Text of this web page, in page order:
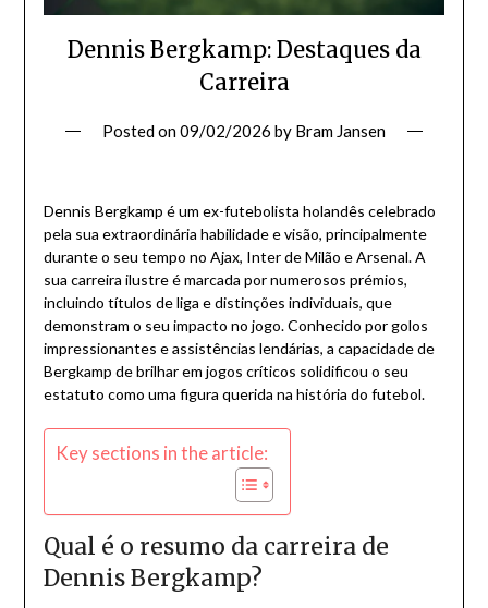
Dennis Bergkamp: Destaques da
Carreira
Posted on09/02/2026 by Bram Jansen
Dennis Bergkamp é um ex-futebolista holandês celebrado
pela sua extraordinária habilidade e visão, principalmente
durante o seu tempo no Ajax, Inter de Milão e Arsenal. A
sua carreira ilustre é marcada por numerosos prémios,
incluindo títulos de liga e distinções individuais, que
demonstram o seu impacto no jogo. Conhecido por golos
impressionantes e assistências lendárias, a capacidade de
Bergkamp de brilhar em jogos críticos solidificou o seu
estatuto como uma figura querida na história do futebol.
Key sections in the article:
Qual é o resumo da carreira de
Dennis Bergkamp?